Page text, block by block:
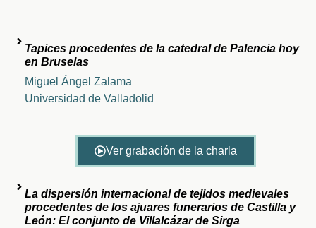
Tapices procedentes de la catedral de Palencia hoy
en Bruselas
Miguel Ángel Zalama
Universidad de Valladolid
Ver grabación de la charla
La dispersión internacional de tejidos medievales
procedentes de los ajuares funerarios de Castilla y
León: El conjunto de Villalcázar de Sirga